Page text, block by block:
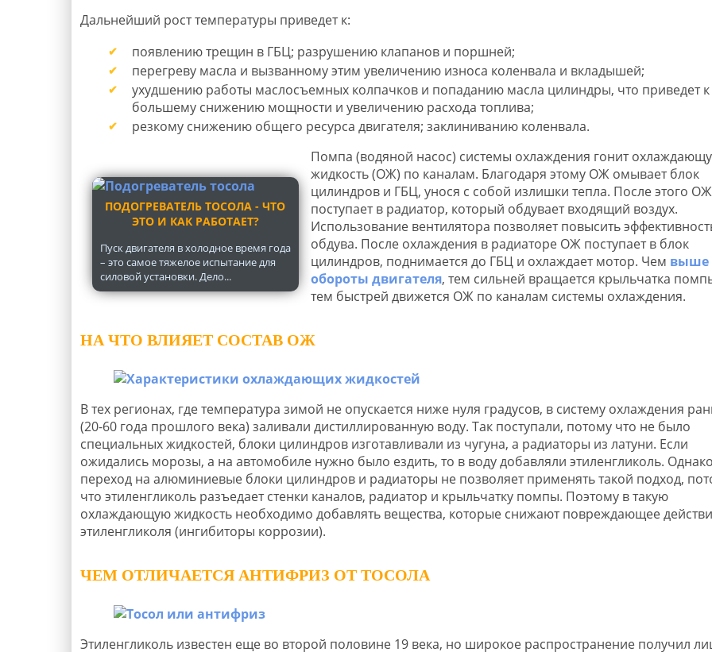
Дальнейший рост температуры приведет к:
появлению трещин в ГБЦ; разрушению клапанов и поршней;
перегреву масла и вызванному этим увеличению износа коленвала и вкладышей;
ухудшению работы маслосъемных колпачков и попаданию масла цилиндры, что приведет
большему снижению мощности и увеличению расхода топлива;
резкому снижению общего ресурса двигателя; заклиниванию коленвала.
ПОДОГРЕВАТЕЛЬ ТОСОЛА - ЧТО
ЭТО И КАК РАБОТАЕТ?
Пуск двигателя в холодное время года
– это самое тяжелое испытание для
силовой установки. Дело...
Помпа (водяной насос) системы охлаждения гонит
жидкость (ОЖ) по каналам. Благодаря этому ОЖ омывает блок
цилиндров и ГБЦ, унося с собой излишки тепла. После этого ОЖ
поступает в радиатор, который обдувает входящий воздух.
Использование вентилятора позволяет повысить
обдува. После охлаждения в радиаторе ОЖ поступает в блок
цилиндров, поднимается до ГБЦ и охлаждает мотор. Чем выше
обороты двигателя, тем сильней вращается крыльчатка
тем быстрей движется ОЖ по каналам системы охлаждения.
НА ЧТО ВЛИЯЕТ СОСТАВ ОЖ
В тех регионах, где температура зимой не опускается ниже нуля градусов, в систему охлаждения
(20-60 года прошлого века) заливали дистиллированную воду. Так поступали, потому что не было
специальных жидкостей, блоки цилиндров изготавливали из чугуна, а радиаторы из латуни. Если
ожидались морозы, а на автомобиле нужно было ездить, то в воду добавляли этиленгликоль.
переход на алюминиевые блоки цилиндров и радиаторы не позволяет применять такой подход,
что этиленгликоль разъедает стенки каналов, радиатор и крыльчатку помпы. Поэтому в такую
охлаждающую жидкость необходимо добавлять вещества, которые снижают повреждающее
этиленгликоля (ингибиторы коррозии).
ЧЕМ ОТЛИЧАЕТСЯ АНТИФРИЗ ОТ ТОСОЛА
Этиленгликоль известен еще во второй половине 19 века, но широкое распространение получил